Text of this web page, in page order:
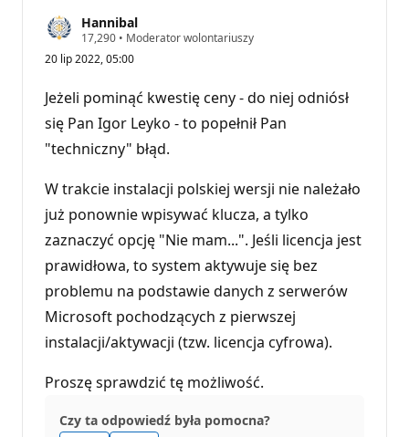
Hannibal
17,290 P
n
t
y
r
e
p
u
a
j
• Moderator wolontariuszy
20 lip 2022, 05:00
Jeżeli pominąć kwestię ceny - do niej odniósł
się Pan Igor Leyko - to popełnił Pan
"techniczny" błąd.
W trakcie instalacji polskiej wersji nie należało
już ponownie wpisywać klucza, a tylko
zaznaczyć opcję "Nie mam...". Jeśli licencja jest
prawidłowa, to system aktywuje się bez
problemu na podstawie danych z serwerów
Microsoft pochodzących z pierwszej
instalacji/aktywacji (tzw. licencja cyfrowa).
Proszę sprawdzić tę możliwość.
Czy ta odpowiedź była pomocna?